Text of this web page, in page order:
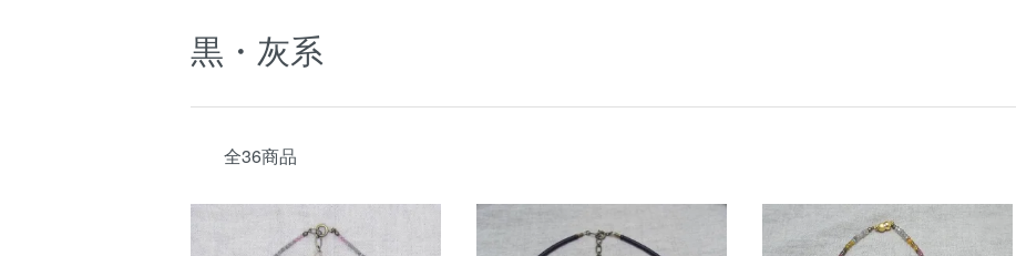
黒・灰系
全36商品